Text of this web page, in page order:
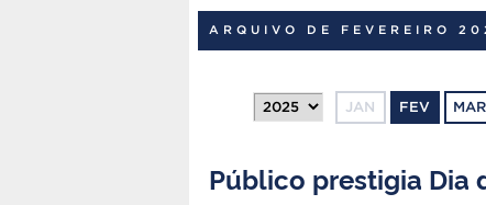
ARQUIVO DE FEVEREIRO
JAN FEV MAR
Público prestigia Dia